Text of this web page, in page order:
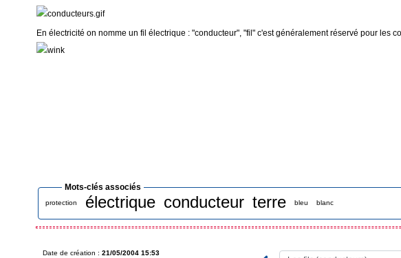
En électricité on nomme un fil électrique : "conducteur", "fil" c'est généralement réservé pour les
Mots-clés associés
protection électrique conducteur terre bleu blanc
Date de création : 21/05/2004 15:53